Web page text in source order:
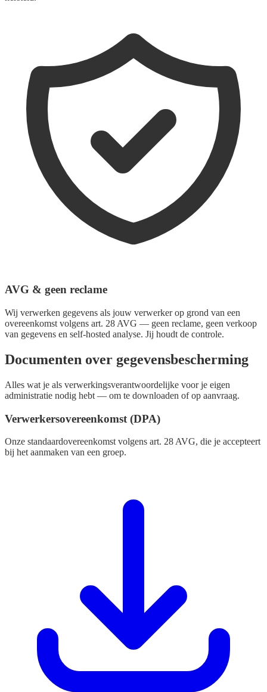
AVG & geen reclame
Wij verwerken gegevens als jouw verwerker op grond van een
overeenkomst volgens art. 28 AVG — geen reclame, geen verkoop
van gegevens en self-hosted analyse. Jij houdt de controle.
Documenten over gegevensbescherming
Alles wat je als verwerkingsverantwoordelijke voor je eigen
administratie nodig hebt — om te downloaden of op aanvraag.
Verwerkersovereenkomst (DPA)
Onze standaardovereenkomst volgens art. 28 AVG, die je accepteert
bij het aanmaken van een groep.